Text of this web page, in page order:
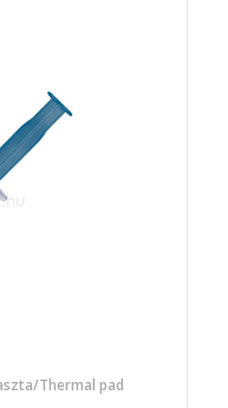
Thermal pad